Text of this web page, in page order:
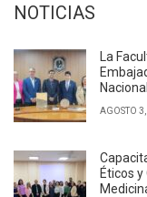
NOTICIAS
La
AGOSTO
Éticos